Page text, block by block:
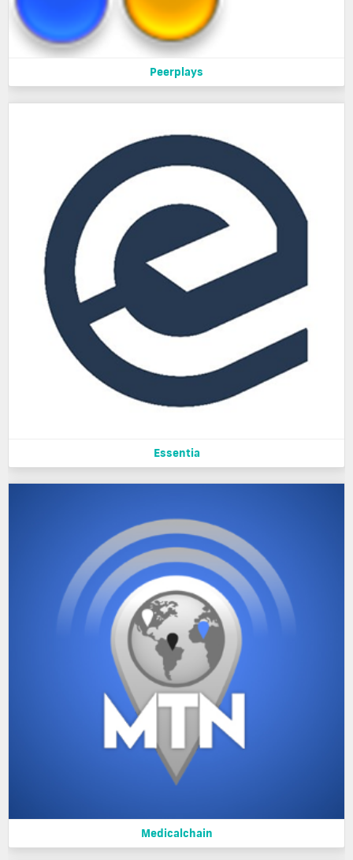
Peerplays
Essentia
Medicalchain